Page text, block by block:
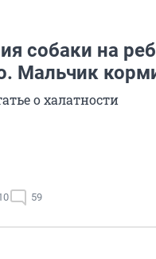
собаки на
Мальчик
о халатности
59